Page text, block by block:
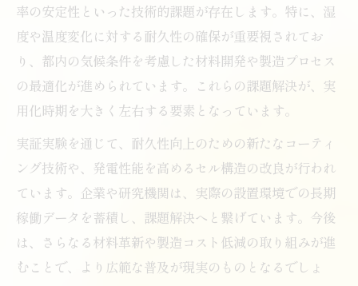
率の安定性といった技術的課題が存在します。特に、湿
度や温度変化に対する耐久性の確保が重要視されてお
り、都内の気候条件を考慮した材料開発や製造プロセス
の最適化が進められています。これらの課題解決が、実
用化時期を大きく左右する要素となっています。
実証実験を通じて、耐久性向上のための新たなコーティ
ング技術や、発電性能を高めるセル構造の改良が行われ
ています。企業や研究機関は、実際の設置環境での長期
稼働データを蓄積し、課題解決へと繋げています。今後
は、さらなる材料革新や製造コスト低減の取り組みが進
むことで、より広範な普及が現実のものとなるでしょ